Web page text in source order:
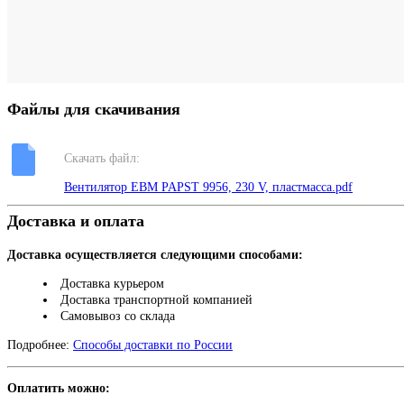
Файлы для скачивания
Скачать файл:
Вентилятор EBM PAPST 9956, 230 V, пластмасса.pdf
Доставка и оплата
Доставка осуществляется следующими способами:
Доставка курьером
Доставка транспортной компанией
Самовывоз со склада
Подробнее: Способы доставки по России
Оплатить можно: